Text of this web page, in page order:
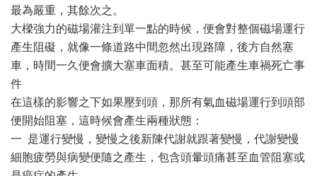
最為嚴重，其餘次之。
大樑強力的磁場灌注到單一點的時候，便會對整個磁場運行
產生阻礙，就像一條道路中間忽然出現路障，後方自然塞
車，時間一久便會擴大塞車面積。甚至可能產生車禍死亡事
件
在這樣的影響之下如果壓到頭，那所有氣血磁場運行到頭部
便開始阻塞，這時候會產生兩種狀態：
一 是運行變慢，變慢之後新陳代謝就跟著變慢，代謝變慢
細胞疲勞與病變便隨之產生，包含頭暈頭痛甚至血管阻塞或